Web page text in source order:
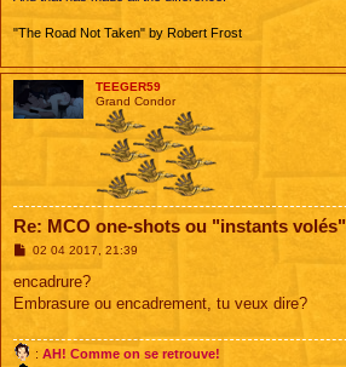
"The Road Not Taken" by Robert Frost
TEEGER59
Grand Condor
Re: MCO one-shots ou "instants volés"
M
s
a
02 04 2017, 21:39
encadrure?
Embrasure ou encadrement, tu veux dire?
: AH! Comme on se retrouve!